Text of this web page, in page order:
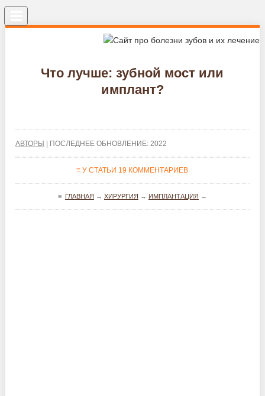
Что лучше: зубной мост или
имплант?
АВТОРЫ | ПОСЛЕДНЕЕ ОБНОВЛЕНИЕ: 2022
≡ У СТАТЬИ 19 КОММЕНТАРИЕВ
≡ ГЛАВНАЯ → ХИРУРГИЯ → ИМПЛАНТАЦИЯ →